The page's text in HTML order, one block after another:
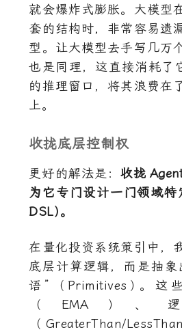
就会爆炸式膨胀。大模型
套的结构时，非常容易遗
型。让大模型去手写几万
也是同理，这直接消耗了
的推理窗口，将其浪费在
上。
收拢底层控制权
更好的解法是： 收拢
为它专门设计一门领域
DSL）
。
在量化投资系统策引中，
底层计算逻辑，而是抽象
语”（Primitives ）。这
（EMA ）、
（GreaterThan/LessThan